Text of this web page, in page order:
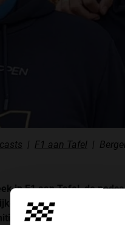
F1 aan Tafel
in F1 aan Tafel, de
de heren vooruit naar
doorgaat en wat er
TAFEL
AAN TAFEL